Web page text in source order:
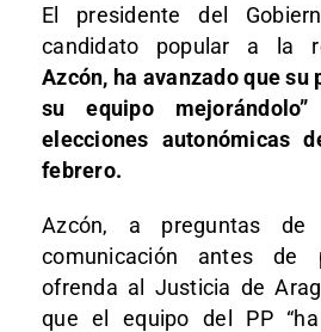
El presidente del
candidato popular a la
Azcón, ha avanzado que su
su equipo
elecciones autonómicas
febrero.
Azcón, a preguntas
comunicación antes de
ofrenda al Justicia de
que el equipo del PP